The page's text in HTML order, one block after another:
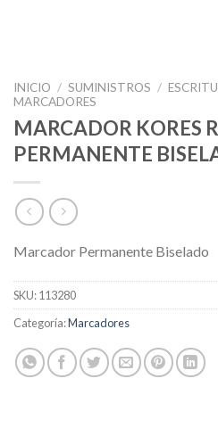
INICIO / SUMINISTROS /
MARCADORES
MARCADOR KORES
PERMANENTE
Marcador Permanente Biselado
SKU:113280
Categoría:Marcadores